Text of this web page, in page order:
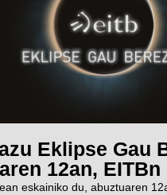
Eklipse Gau
12an, EITBn
eskainiko du, abuztuaren